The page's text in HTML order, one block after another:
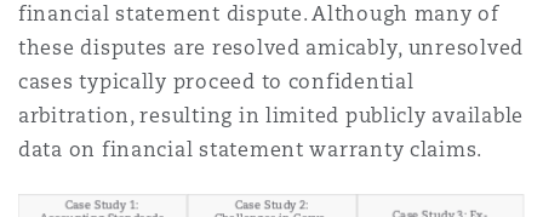
Product Liability & Recall
financial statement dispute. Although many of
these disputes are resolved amicably, unresolved
cases typically proceed to confidential
arbitration, resulting in limited publicly available
data on financial statement warranty claims.